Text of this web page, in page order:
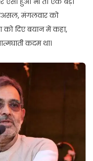
मंगलवार को
को दिए बयान में कहा,
कदम था।